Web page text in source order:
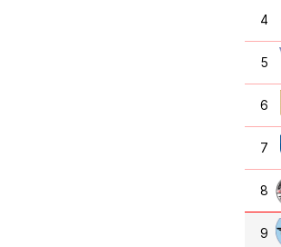
4
5
6
7
8
9